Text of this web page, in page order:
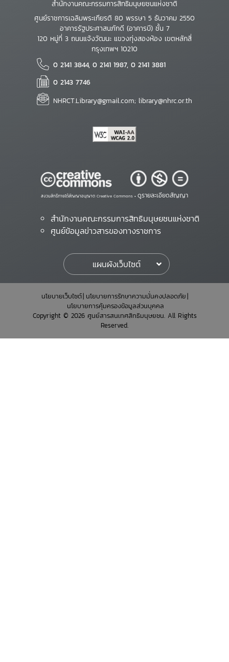
สำนักงานคณะกรรมการสิทธิมนุษยชนแห่งชาติ
ศูนย์ราชการเฉลิมพระเกียรติ 80 พรรษา 5 ธันวาคม 2550
อาคารรัฐประศาสนภักดี (อาคารบี) ชั้น 7
120 หมู่ที่ 3 ถนนแจ้งวัฒนะ แขวงทุ่งสองห้อง เขตหลักสี่
กรุงเทพฯ 10210
0 2141 3844, 0 2141 1987, 0 2141 3881
0 2143 7746
NHRCT.Library@gmail.com; library@nhrc.or.th
สงวนสิทธิ์ภายใต้สัญญาอนุญาต Creative Commons • ดูรายละเอียดสัญญา
สำนักงานคณะกรรมการสิทธิมนุษยชนแห่งชาติ
ศูนย์ข้อมูลข่าวสารของทางราชการ
แผนผังเว็บไซต์
นโยบายเว็บไซต์ นโยบายการรักษาความมั่นคงปลอดภัย
นโยบายการคุ้มครองข้อมูลส่วนบุคคล
Copyright © 2026 ศูนย์สารสนเทศสิทธิมนุษยชน. All Rights
Reserved.